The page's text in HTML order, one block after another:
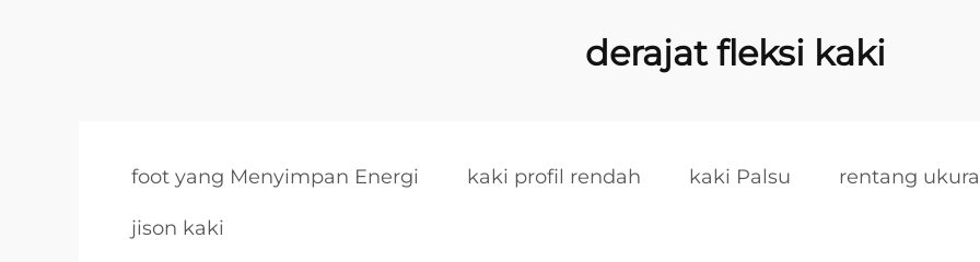
derajat fleksi kaki
foot yang Menyimpan Energi kaki profil rendah kaki Palsu rentang
jison kaki